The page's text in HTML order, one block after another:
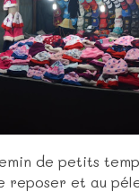
de petits
reposer et au